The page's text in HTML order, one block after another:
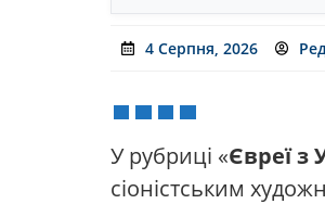
4 Серпня, 2026
У рубриці «Євреї з
сіоністським